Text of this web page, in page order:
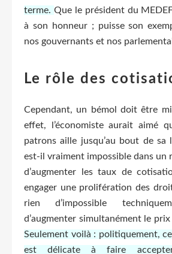
terme. Que le président du
à son honneur ; puisse son
nos gouvernants et nos
Le rôle des
Cependant, un bémol doit être
effet, l’économiste aurait aimé
patrons aille jusqu’au bout de sa
est-il vraiment impossible dans un
d’augmenter les taux de
engager une prolifération des
rien d’impossible
d’augmenter simultanément le
Seulement voilà : politiquement,
est délicate à faire